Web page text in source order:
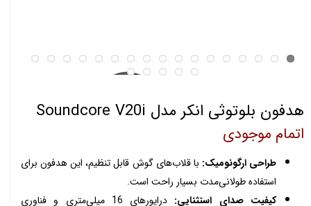
هدفون بلوتوثی انکر مدل Soundcore V20i
اتمام موجودی
طراحی ارگونومیک: با قلاب‌های گوش قابل تنظیم، این هدفون برای
استفاده طولانی‌مدت بسیار راحت است.
کیفیت صدای استثنایی:
درایورهای 16 میلی‌متری و فناوری